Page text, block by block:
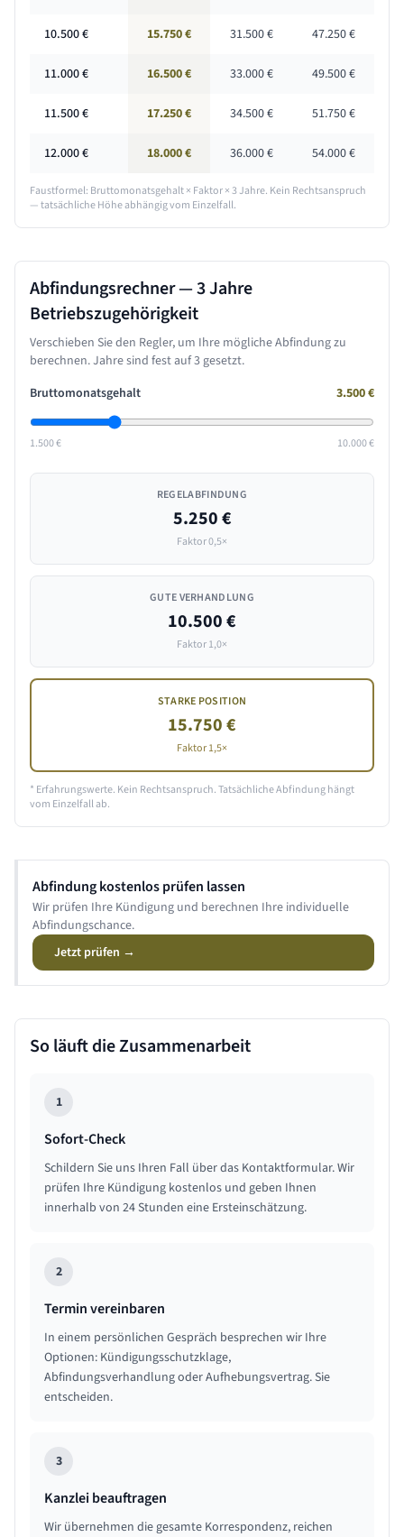
10.500€ 15.750 € 31.500 € 47.250 €
11.000€ 16.500 € 33.000 € 49.500 €
11.500€ 17.250 € 34.500 € 51.750 €
12.000€ 18.000 € 36.000 € 54.000 €
Faustformel: Bruttomonatsgehalt × Faktor ×3 Jahre. Kein Rechtsanspruch
— tatsächliche Höhe abhängig vom Einzelfall.
Abfindungsrechner —3 Jahre
Betriebszugehörigkeit
Verschieben Sie den Regler, um Ihre mögliche Abfindung zu
berechnen. Jahre sind fest auf3gesetzt.
Bruttomonatsgehalt
3.500€
1.500 € 10.000 €
REGELABFINDUNG
5.250 €
Faktor 0,5×
GUTE VERHANDLUNG
10.500 €
Faktor 1,0×
STARKE POSITION
15.750 €
Faktor 1,5×
* Erfahrungswerte. Kein Rechtsanspruch. Tatsächliche Abfindung hängt
vom Einzelfall ab.
Abfindung kostenlos prüfen lassen
Wir prüfen Ihre Kündigung und berechnen Ihre individuelle
Abfindungschance.
Jetzt prüfen →
So läuft die Zusammenarbeit
1
Sofort-Check
Schildern Sie uns Ihren Fall über das Kontaktformular. Wir
prüfen Ihre Kündigung kostenlos und geben Ihnen
innerhalb von 24 Stunden eine Ersteinschätzung.
2
Termin vereinbaren
In einem persönlichen Gespräch besprechen wir Ihre
Optionen: Kündigungsschutzklage,
Abfindungsverhandlung oder Aufhebungsvertrag. Sie
entscheiden.
3
Kanzlei beauftragen
Wir übernehmen die gesamte Korrespondenz, reichen